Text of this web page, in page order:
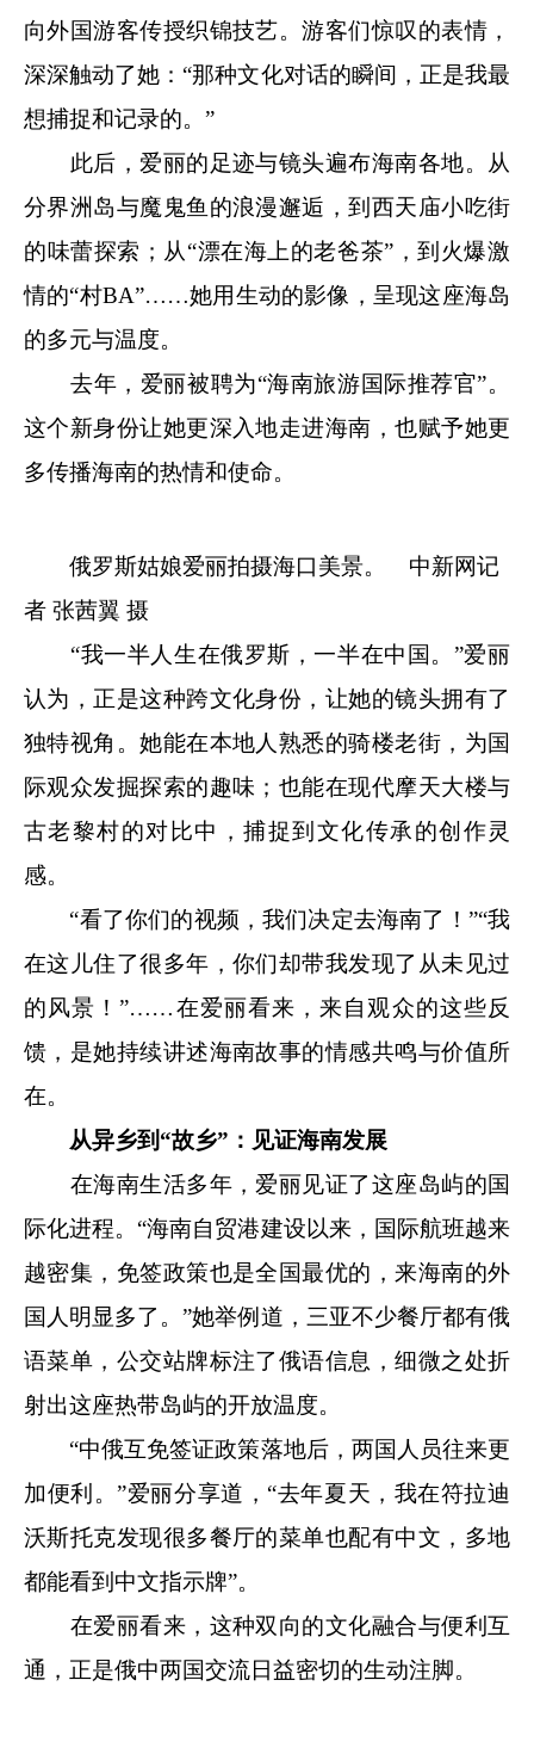
向外国游客传授织锦技艺。游客们惊叹的表情，
深深触动了她：“那种文化对话的瞬间，正是我最
想捕捉和记录的。”
此后，爱丽的足迹与镜头遍布海南各地。从
分界洲岛与魔鬼鱼的浪漫邂逅，到西天庙小吃街
的味蕾探索；从“漂在海上的老爸茶”，到火爆激
情的“村BA”……她用生动的影像，呈现这座海岛
的多元与温度。
去年，爱丽被聘为“海南旅游国际推荐官”。
这个新身份让她更深入地走进海南，也赋予她更
多传播海南的热情和使命。
俄罗斯姑娘爱丽拍摄海口美景。 中新网记
者 张茜翼 摄
“我一半人生在俄罗斯，一半在中国。”爱丽
认为，正是这种跨文化身份，让她的镜头拥有了
独特视角。她能在本地人熟悉的骑楼老街，为国
际观众发掘探索的趣味；也能在现代摩天大楼与
古老黎村的对比中，捕捉到文化传承的创作灵
感。
“看了你们的视频，我们决定去海南了！”“我
在这儿住了很多年，你们却带我发现了从未见过
的风景！”……在爱丽看来，来自观众的这些反
馈，是她持续讲述海南故事的情感共鸣与价值所
在。
从异乡到“故乡”：见证海南发展
在海南生活多年，爱丽见证了这座岛屿的国
际化进程。“海南自贸港建设以来，国际航班越来
越密集，免签政策也是全国最优的，来海南的外
国人明显多了。”她举例道，三亚不少餐厅都有俄
语菜单，公交站牌标注了俄语信息，细微之处折
射出这座热带岛屿的开放温度。
“中俄互免签证政策落地后，两国人员往来更
加便利。”爱丽分享道，“去年夏天，我在符拉迪
沃斯托克发现很多餐厅的菜单也配有中文，多地
都能看到中文指示牌”。
在爱丽看来，这种双向的文化融合与便利互
通，正是俄中两国交流日益密切的生动注脚。